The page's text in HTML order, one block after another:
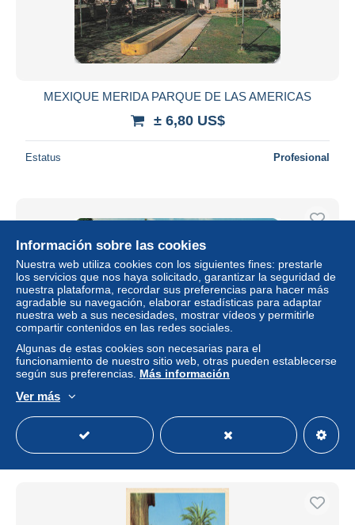
MEXIQUE MERIDA PARQUE DE LAS AMERICAS
± 6,80 US$
Estatus Profesional
MEXIQUE MERIDA EL PALACIO MUNICIPAL
Profesional
Información sobre las cookies
Nuestra web utiliza cookies con los siguientes fines: prestarle
los servicios que nos haya solicitado, garantizar la seguridad de
nuestra plataforma, recordar sus preferencias para hacer más
agradable su navegación, elaborar estadísticas para adaptar
nuestra web a sus necesidades, mostrar vídeos y permitirle
compartir contenidos en las redes sociales.
Algunas de estas cookies son necesarias para el
funcionamiento de nuestro sitio web, otras pueden establecerse
según sus preferencias. Más información
Ver más